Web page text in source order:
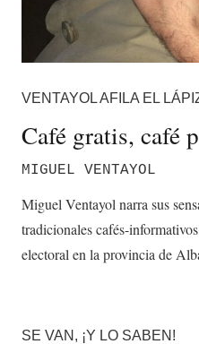
VENTAYOL AFILA EL
Café gratis, café
MIGUEL VENTAYOL
Miguel Ventayol narra sus
tradicionales cafés-
electoral en la provincia de
SE VAN, ¡Y LO SABEN!